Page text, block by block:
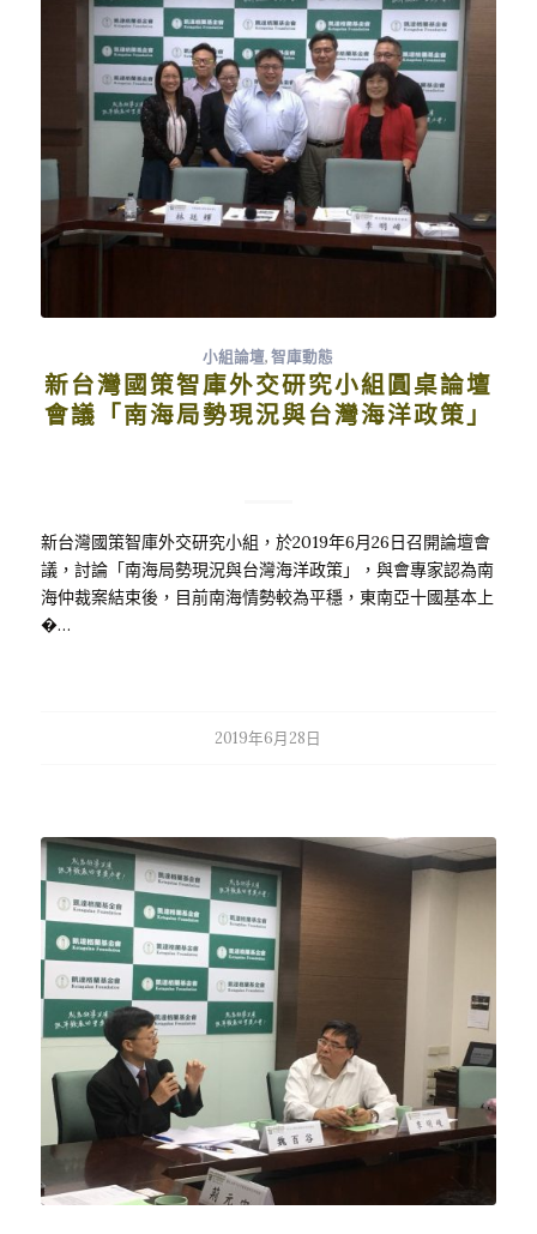
小組論壇,智庫動態
新台灣國策智庫外交研究小組圓桌論壇
會議「南海局勢現況與台灣海洋政策」
新台灣國策智庫外交研究小組，於2019年6月26日召開論壇會
議，討論「南海局勢現況與台灣海洋政策」，與會專家認為南
海仲裁案結束後，目前南海情勢較為平穩，東南亞十國基本上
�…
2019年6月28日